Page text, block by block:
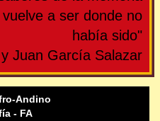
a ser donde no
había sido"
Juan García Salazar
Andino
- FA